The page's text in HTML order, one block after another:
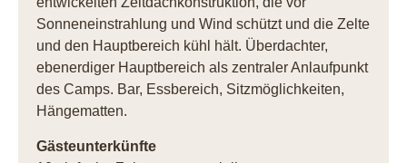
Sonneneinstrahlung und Wind schützt und die Zelte
und den Hauptbereich kühl hält. Überdachter,
ebenerdiger Hauptbereich als zentraler Anlaufpunkt
des Camps. Bar, Essbereich, Sitzmöglichkeiten,
Hängematten.
Gästeunterkünfte